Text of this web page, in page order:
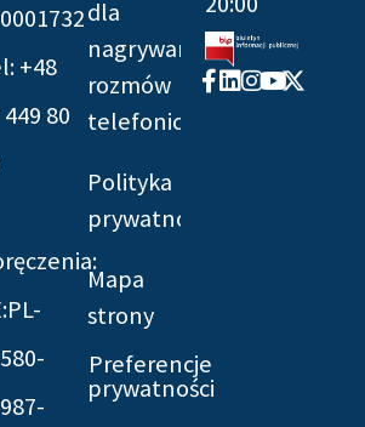
+48
80
dla
nagrywania
rozmów
telefonicznych
Polityka
prywatności
Mapa
strony
Preferencje
prywatności
Facebook-
f
Linkedin
Instagram
Youtube
X-
twitter